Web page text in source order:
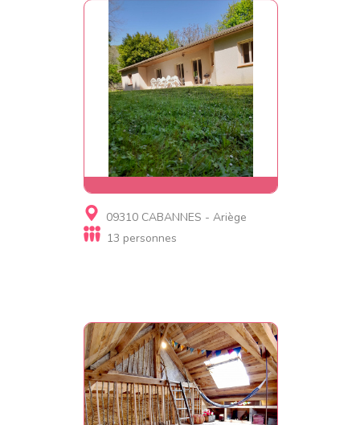
Gite
Grand gîte du Quié - 13
personnes
09310 CABANNES - Ariège
13 personnes